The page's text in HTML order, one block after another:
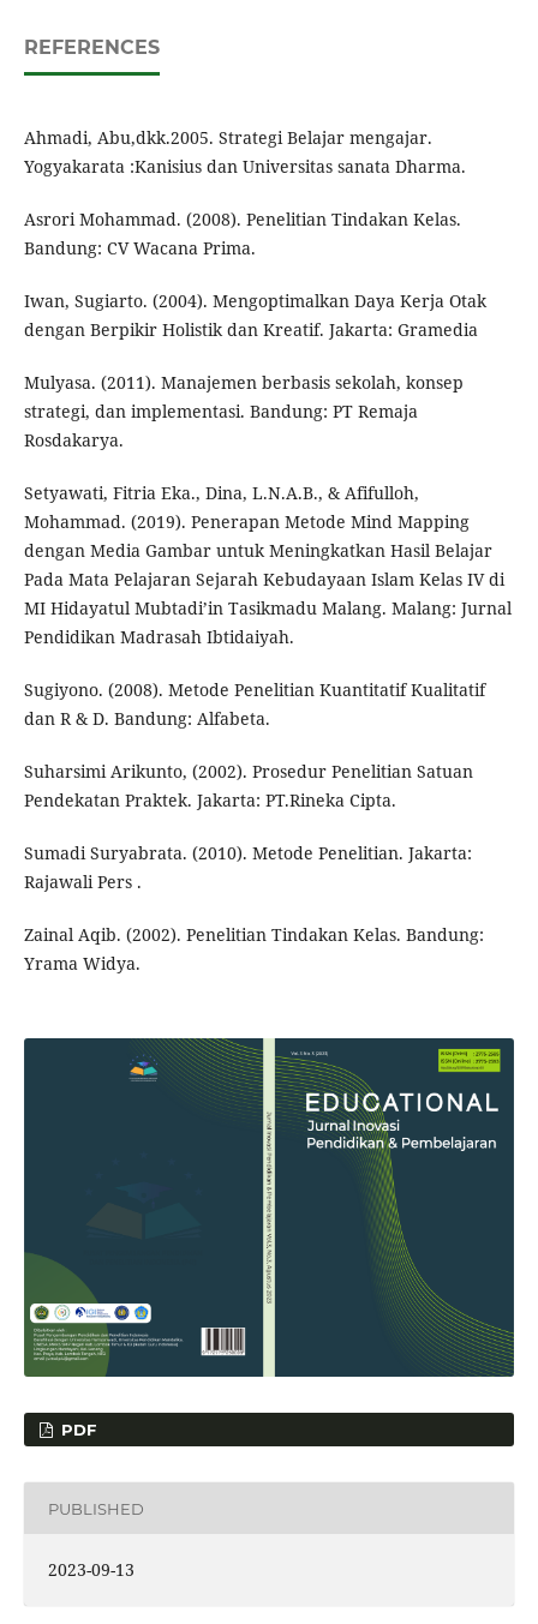
REFERENCES
Ahmadi, Abu,dkk.2005. Strategi Belajar mengajar.
Yogyakarata :Kanisius dan Universitas sanata Dharma.
Asrori Mohammad. (2008). Penelitian Tindakan Kelas.
Bandung: CV Wacana Prima.
Iwan, Sugiarto. (2004). Mengoptimalkan Daya Kerja Otak
dengan Berpikir Holistik dan Kreatif. Jakarta: Gramedia
Mulyasa. (2011). Manajemen berbasis sekolah, konsep
strategi, dan implementasi. Bandung: PT Remaja
Rosdakarya.
Setyawati, Fitria Eka., Dina, L.N.A.B., & Afifulloh,
Mohammad. (2019). Penerapan Metode Mind Mapping
dengan Media Gambar untuk Meningkatkan Hasil Belajar
Pada Mata Pelajaran Sejarah Kebudayaan Islam Kelas IV di
MI Hidayatul Mubtadi’in Tasikmadu Malang. Malang: Jurnal
Pendidikan Madrasah Ibtidaiyah.
Sugiyono. (2008). Metode Penelitian Kuantitatif Kualitatif
dan R & D. Bandung: Alfabeta.
Suharsimi Arikunto, (2002). Prosedur Penelitian Satuan
Pendekatan Praktek. Jakarta: PT.Rineka Cipta.
Sumadi Suryabrata. (2010). Metode Penelitian. Jakarta:
Rajawali Pers .
Zainal Aqib. (2002). Penelitian Tindakan Kelas. Bandung:
Yrama Widya.
PDF
PUBLISHED
2023-09-13